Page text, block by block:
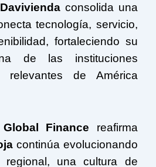
Daviviendaconsolida una
tecnología, servicio,
fortaleciendo su
de las instituciones
relevantes de América
Global Finance reafirma
continúa evolucionando
una cultura de